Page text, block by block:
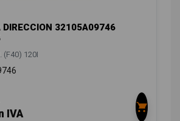
DIRECCION 32105A09746
(F40) 120I
IVA